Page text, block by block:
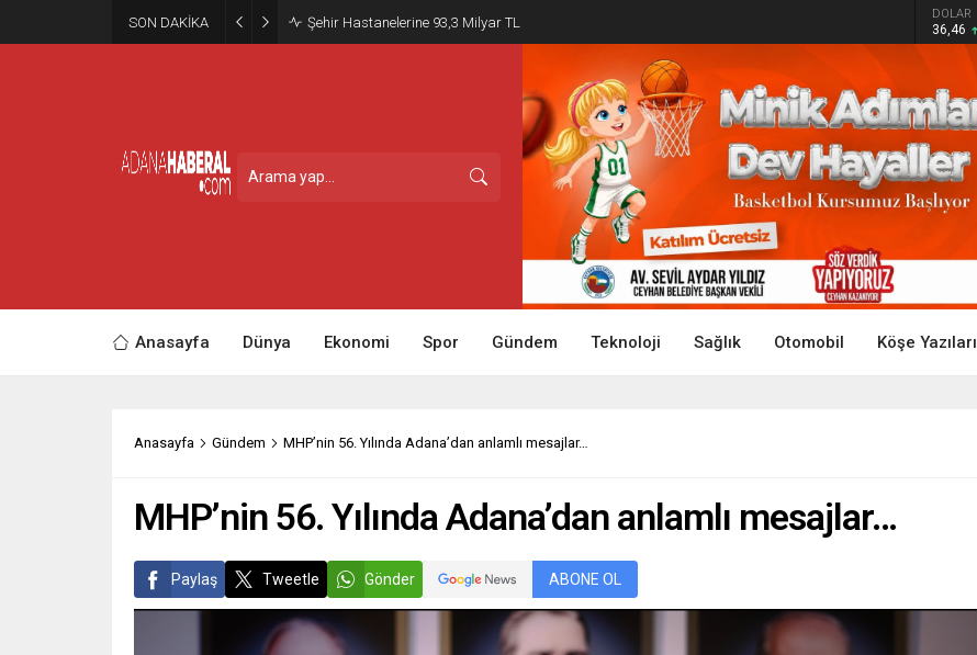
SON DAKİKA Şehir Hastanelerine 93,3 Milyar TL DOLAR
36,46
Anasayfa Dünya Ekonomi Spor Gündem Teknoloji Sağlık Otomobil Köşe Yazıları
Anasayfa Gündem MHP’nin 56. Yılında Adana’dan anlamlı mesajlar…
MHP’nin 56. Yılında Adana’dan anlamlı mesajlar…
Paylaş Tweetle Gönder ABONE OL